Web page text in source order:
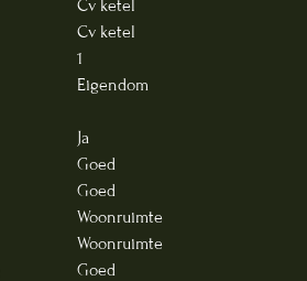
Cv ketel
Cv ketel
1
Eigendom
Ja
Goed
Goed
Woonruimte
Woonruimte
Goed